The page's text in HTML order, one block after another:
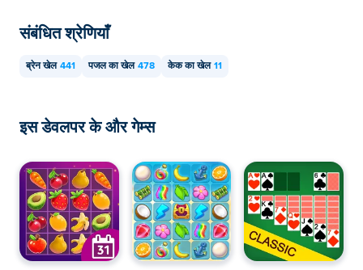
संबंधित श्रेणियाँ
ब्रेन खेल 441 पजल का खेल 478 केक का खेल 11
इस डेवलपर के और गेम्स